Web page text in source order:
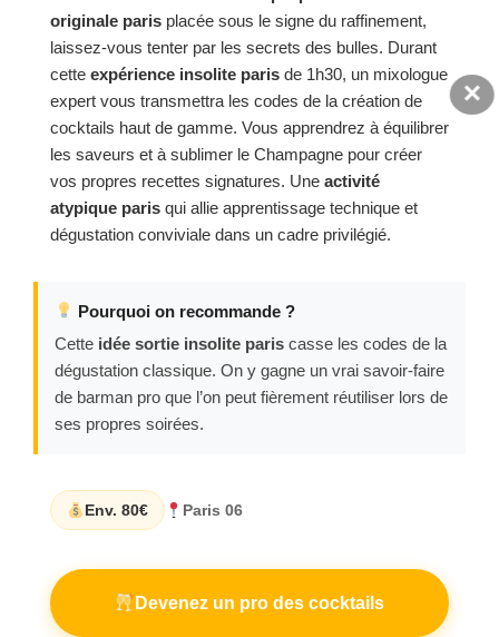
originale paris placée sous le signe du raffinement,
laissez-vous tenter par les secrets des bulles. Durant
cette expérience insolite paris de 1h30, un mixologue
expert vous transmettra les codes de la création de
cocktails haut de gamme. Vous apprendrez à équilibrer
les saveurs et à sublimer le Champagne pour créer
vos propres recettes signatures. Une activité
atypique paris qui allie apprentissage technique et
dégustation conviviale dans un cadre privilégié.
Pourquoi on recommande ?
Cette idée sortie insolite paris casse les codes de la
dégustation classique. On y gagne un vrai savoir-faire
de barman pro que l’on peut fièrement réutiliser lors de
ses propres soirées.
Env. 80€ Paris 06
Devenez un pro des cocktails
×